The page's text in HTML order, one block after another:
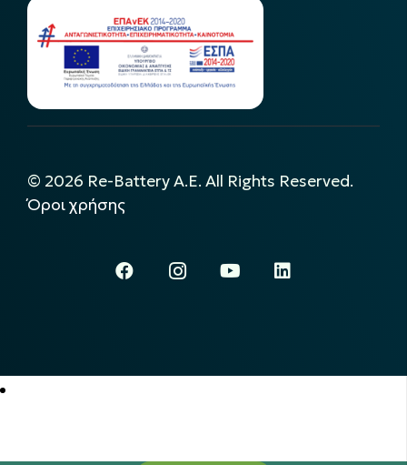
© 2026 Re-Battery A.E. All Rights Reserved.
Όροι χρήσης